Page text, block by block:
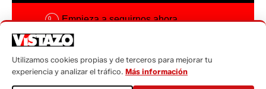
Empieza a seguirnos ahora
Código ética
Sugerencias a:
Utilizamos cookies propias y de terceros para mejorar tu
experiencia y analizar el tráfico. Más información